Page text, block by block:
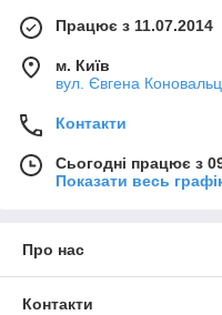
Працює з 11.07.2014
м. Київ
вул. Євгена
Контакти
Сьогодні працює з
Показати весь
Про нас
Контакти